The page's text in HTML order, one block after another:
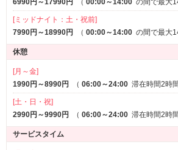
6990円～17990円
（ 00:00～14:00 の間で最大
[ミッドナイト：土・祝前]
7990円～18990円
（ 00:00～14:00 の間で最大
休憩
[月～金]
1990円～8990円
（ 06:00～24:00 滞在時間2時間
[土・日・祝]
2990円～9990円
（ 06:00～24:00 滞在時間2時間
サービスタイム